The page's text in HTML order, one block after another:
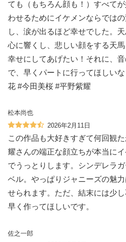
ても（もちろん顔も！）すべて
わせるためにイケメンならでは
し、涙が出るほど幸せでした。
心に響くし、悲しい顔をする天
幸せにしてあげたい！それに、
で、早くパートに行ってほしい
花 #今田美桜 #平野紫耀
松本尚也
2026年2月11日
この作品も大好きすぎて何回観
耀さんの端正な顔立ちが本当に
でうっとりします。シンデレラ
ベル。やっぱりジャニーズの魅
せられます。ただ、結末には少
早く作ってほしいです。
佐之一郎